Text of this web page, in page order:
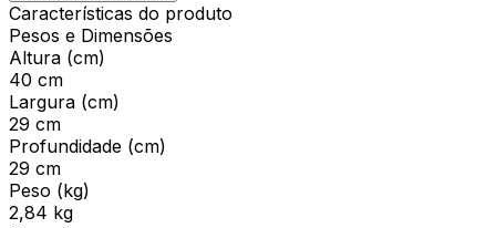
Características do produto
Pesos e Dimensões
Altura (cm)
40 cm
Largura (cm)
29 cm
Profundidade (cm)
29 cm
Peso (kg)
2,84 kg